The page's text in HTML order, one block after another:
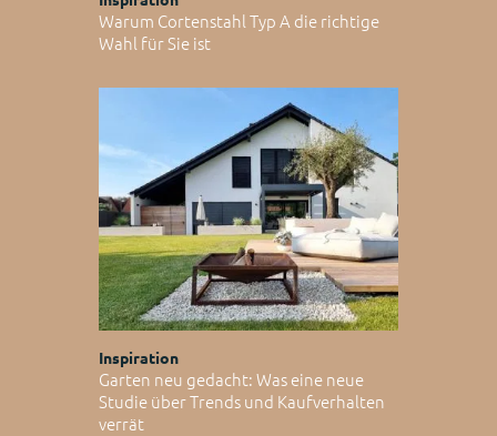
Warum Cortenstahl Typ A die richtige
Wahl für Sie ist
Inspiration
Garten neu gedacht: Was eine neue
Studie über Trends und Kaufverhalten
verrät